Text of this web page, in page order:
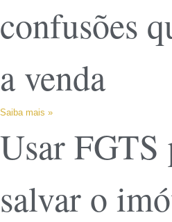
confusões
a venda
Saiba mais »
Usar FGTS
salvar o